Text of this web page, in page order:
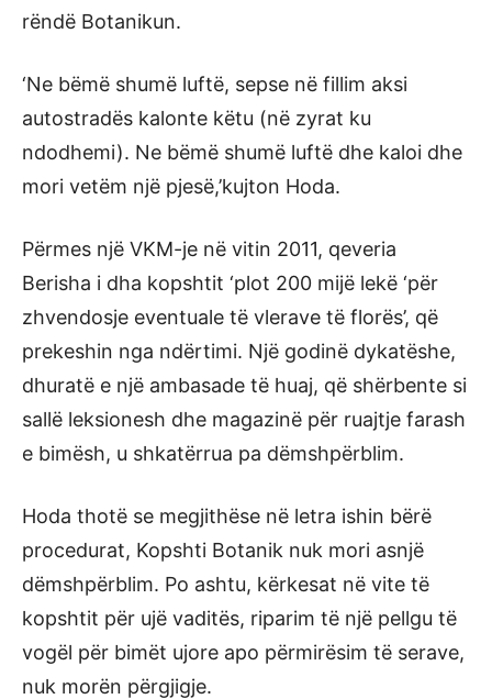
rëndë Botanikun.
‘Ne bëmë shumë luftë, sepse në fillim aksi
autostradës kalonte këtu (në zyrat ku
ndodhemi). Ne bëmë shumë luftë dhe kaloi dhe
mori vetëm një pjesë,’kujton Hoda.
Përmes një VKM-je në vitin 2011, qeveria
Berisha i dha kopshtit ‘plot 200 mijë lekë ‘për
zhvendosje eventuale të vlerave të florës’, që
prekeshin nga ndërtimi. Një godinë dykatëshe,
dhuratë e një ambasade të huaj, që shërbente si
sallë leksionesh dhe magazinë për ruajtje farash
e bimësh, u shkatërrua pa dëmshpërblim.
Hoda thotë se megjithëse në letra ishin bërë
procedurat, Kopshti Botanik nuk mori asnjë
dëmshpërblim. Po ashtu, kërkesat në vite të
kopshtit për ujë vaditës, riparim të një pellgu të
vogël për bimët ujore apo përmirësim të serave,
nuk morën përgjigje.